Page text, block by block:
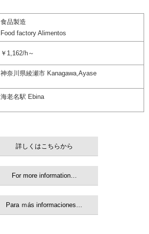
食品製造
Food factory Alimentos
￥1,162/h～
神奈川県綾瀬市 Kanagawa,Ayase
海老名駅 Ebina
詳しくはこちらから
For more information…
Para ｍás informaciones…